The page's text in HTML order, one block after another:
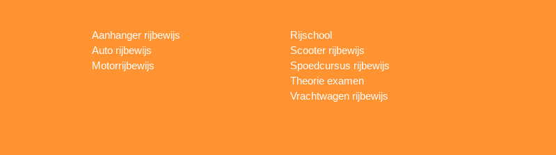
Aanhanger rijbewijs
Auto rijbewijs
Motorrijbewijs
Rijschool
Scooter rijbewijs
Spoedcursus rijbewijs
Theorie examen
Vrachtwagen rijbewijs